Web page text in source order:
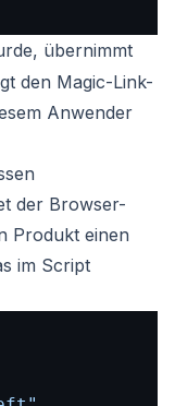
übernimmt
den Magic-Link-
Anwender
der Browser-
Produkt einen
im Script